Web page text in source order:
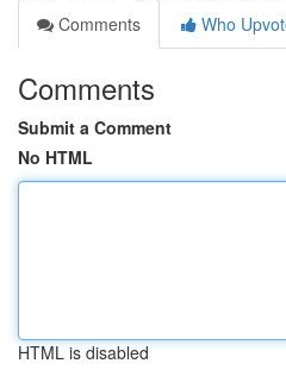
Comments
Who
Comments
Submit a Comment
No HTML
HTML is disabled